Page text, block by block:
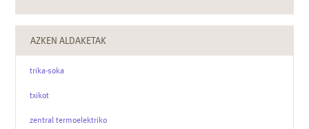
AZKEN ALDAKETAK
trika-soka
txikot
zentral termoelektriko